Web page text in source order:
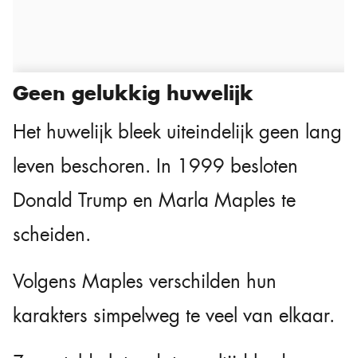
Geen gelukkig huwelijk
Het huwelijk bleek uiteindelijk geen lang
leven beschoren. In 1999 besloten
Donald Trump en Marla Maples te
scheiden.
Volgens Maples verschilden hun
karakters simpelweg te veel van elkaar.